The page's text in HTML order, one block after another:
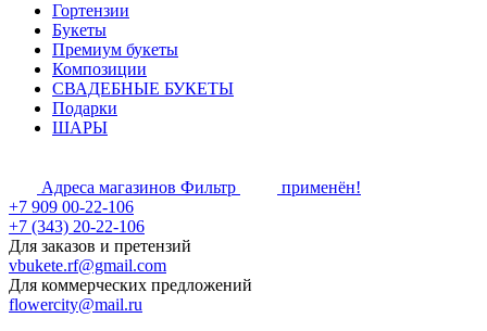
Гортензии
Букеты
Премиум букеты
Композиции
СВАДЕБНЫЕ БУКЕТЫ
Подарки
ШАРЫ
Адреса магазинов Фильтр
применён!
+7 909 00-22-106
+7 (343) 20-22-106
Для заказов и претензий
vbukete.rf@gmail.com
Для коммерческих предложений
flowercity@mail.ru